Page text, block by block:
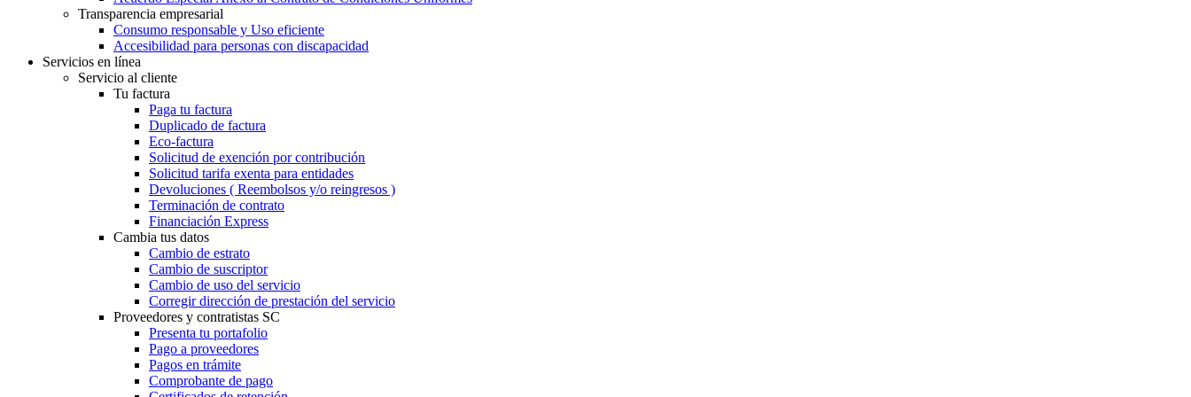
Transparencia empresarial
Consumo responsable y Uso eficiente
Accesibilidad para personas con discapacidad
Servicios en línea
Servicio al cliente
Tu factura
Paga tu factura
Duplicado de factura
Eco-factura
Solicitud de exención por contribución
Solicitud tarifa exenta para entidades
Devoluciones ( Reembolsos y/o reingresos )
Terminación de contrato
Financiación Express
Cambia tus datos
Cambio de estrato
Cambio de suscriptor
Cambio de uso del servicio
Corregir dirección de prestación del servicio
Proveedores y contratistas SC
Presenta tu portafolio
Pago a proveedores
Pagos en trámite
Comprobante de pago